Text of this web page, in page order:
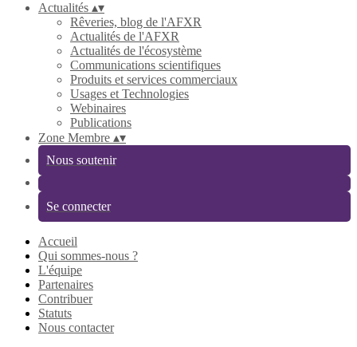
Actualités ▴▾
Rêveries, blog de l'AFXR
Actualités de l'AFXR
Actualités de l'écosystème
Communications scientifiques
Produits et services commerciaux
Usages et Technologies
Webinaires
Publications
Zone Membre ▴▾
Nous soutenir
Se connecter
Accueil
Qui sommes-nous ?
L'équipe
Partenaires
Contribuer
Statuts
Nous contacter